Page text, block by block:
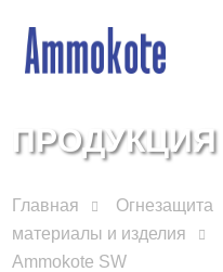
ПРОДУКЦИЯ
Главная Огнезащита
материалы и изделия
Ammokote SW